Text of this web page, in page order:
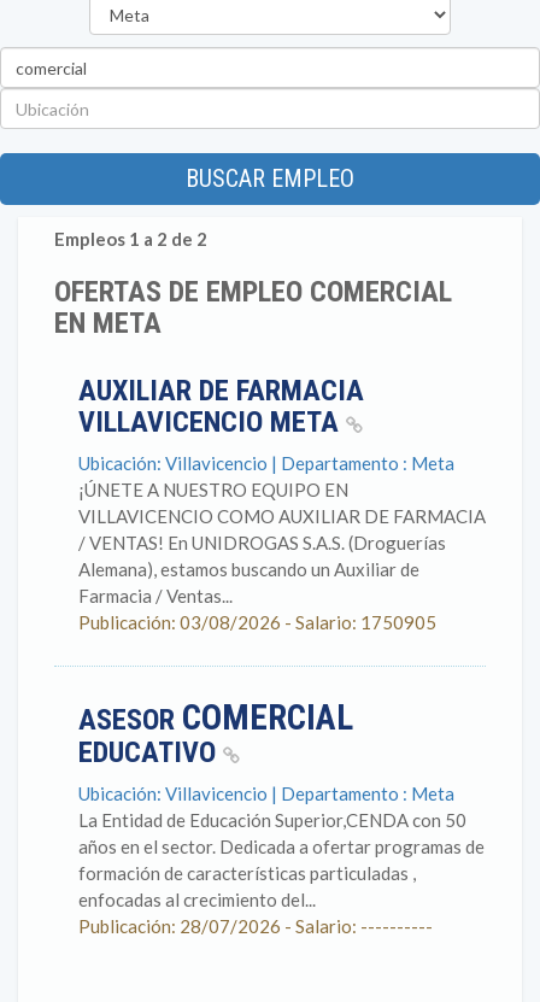
BUSCAR EMPLEO
Empleos 1 a 2 de 2
OFERTAS DE EMPLEO COMERCIAL
EN META
AUXILIAR DE FARMACIA
VILLAVICENCIO META
Ubicación: Villavicencio | Departamento : Meta
¡ÚNETE A NUESTRO EQUIPO EN
VILLAVICENCIO COMO AUXILIAR DE FARMACIA
/ VENTAS! En UNIDROGAS S.A.S. (Droguerías
Alemana), estamos buscando un Auxiliar de
Farmacia / Ventas...
Publicación: 03/08/2026 - Salario: 1750905
ASESOR COMERCIAL
EDUCATIVO
Ubicación: Villavicencio | Departamento : Meta
La Entidad de Educación Superior,CENDA con 50
años en el sector. Dedicada a ofertar programas de
formación de características particuladas ,
enfocadas al crecimiento del...
Publicación: 28/07/2026 - Salario: ----------